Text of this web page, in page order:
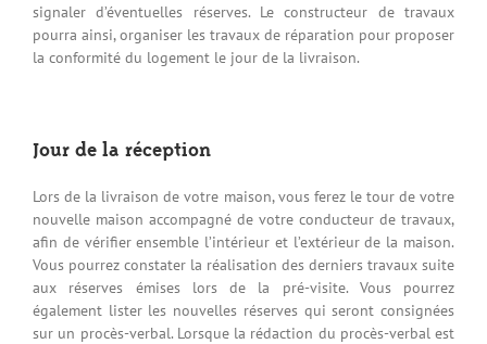
signaler d’éventuelles réserves. Le constructeur de travaux
pourra ainsi, organiser les travaux de réparation pour proposer
la conformité du logement le jour de la livraison.
Jour de la réception
Lors de la livraison de votre maison, vous ferez le tour de votre
nouvelle maison accompagné de votre conducteur de travaux,
afin de vérifier ensemble l’intérieur et l’extérieur de la maison.
Vous pourrez constater la réalisation des derniers travaux suite
aux réserves émises lors de la pré-visite. Vous pourrez
également lister les nouvelles réserves qui seront consignées
sur un procès-verbal. Lorsque la rédaction du procès-verbal est